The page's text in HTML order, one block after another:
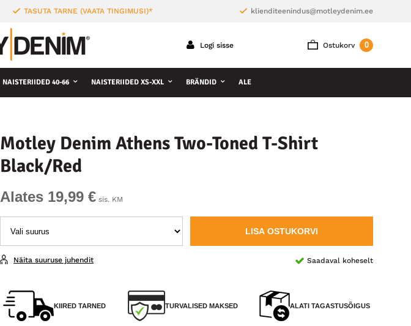
TASUTA TARNE (VAATA TINGIMUSI)* klienditeenindus@motleydenim.ee
Ostukorv 0
Logi sisse
NAISTERIIDED 40-66 NAISTERIIDED XS-XXL BRÄNDID ALE
Motley Denim Athens Two-Toned T-Shirt
Black/Red
Alates 19,99 € sis. KM
LISA OSTUKORVI
Saadaval koheselt
Näita suuruse juhendit
KIIRED TARNED TURVALISED MAKSED ALATI TAGASTUSÕIGUS